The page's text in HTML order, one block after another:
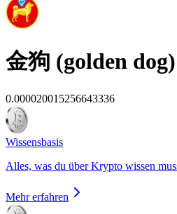
金狗 (golden dog)
0.000020015256643336
Wissensbasis
Alles, was du über Krypto wissen
Mehr erfahren